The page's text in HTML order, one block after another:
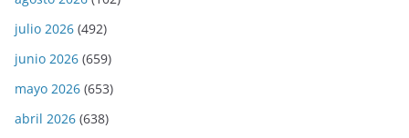
julio 2026 (492)
junio 2026 (659)
mayo 2026 (653)
abril 2026 (638)